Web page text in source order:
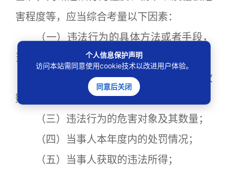
害程度等，应当综合考量以下因素：
（一）违法行为的具体方法或者手段，
当事人实施违法行为的主观过错程度；
（二）违法行为的持续时间、发生次
数，违法行为造成的社会影响、危害后果；
（三）违法行为的危害对象及其数量；
（四）当事人本年度内的处罚情况；
（五）当事人获取的违法所得；
个人信息保护声明
访问本站需同意使用cookie技术以改进用户体验。
同意后关闭